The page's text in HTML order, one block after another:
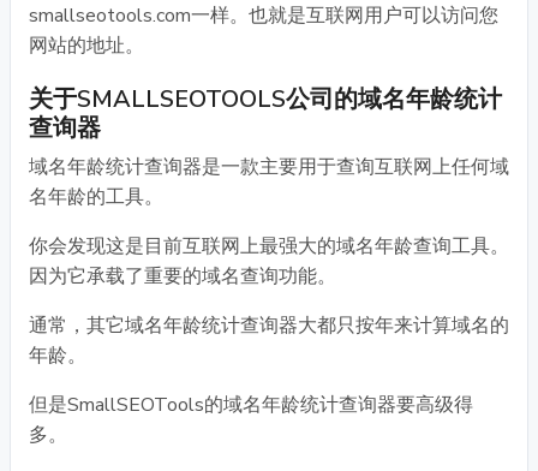
smallseotools.com一样。也就是互联网用户可以访问您
网站的地址。
关于SMALLSEOTOOLS公司的域名年龄统计
查询器
域名年龄统计查询器是一款主要用于查询互联网上任何域
名年龄的工具。
你会发现这是目前互联网上最强大的域名年龄查询工具。
因为它承载了重要的域名查询功能。
通常，其它域名年龄统计查询器大都只按年来计算域名的
年龄。
但是SmallSEOTools的域名年龄统计查询器要高级得
多。